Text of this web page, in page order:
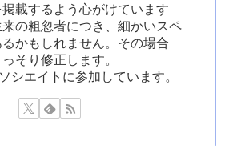
掲載するよう心がけています
の粗忽者につき、細かいスペ
かもしれません。その場合
そり修正します。
シエイトに参加しています。